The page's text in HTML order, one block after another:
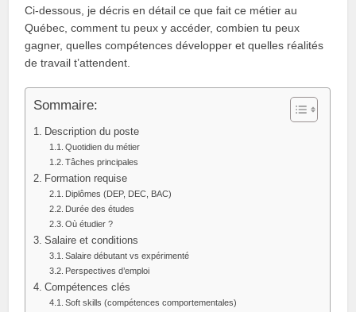
Ci‑dessous, je décris en détail ce que fait ce métier au
Québec, comment tu peux y accéder, combien tu peux
gagner, quelles compétences développer et quelles réalités
de travail t’attendent.
Sommaire:
Description du poste
Quotidien du métier
Tâches principales
Formation requise
Diplômes (DEP, DEC, BAC)
Durée des études
Où étudier ?
Salaire et conditions
Salaire débutant vs expérimenté
Perspectives d’emploi
Compétences clés
Soft skills (compétences comportementales)